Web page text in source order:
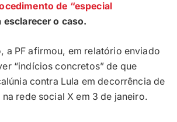
de “especial
esclarecer o caso.
a PF afirmou, em relatório enviado
“indícios concretos” de que
contra Lula em decorrência de
rede social X em 3 de janeiro.